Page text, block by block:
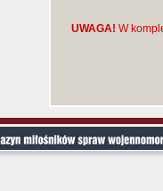
UWAGA! W